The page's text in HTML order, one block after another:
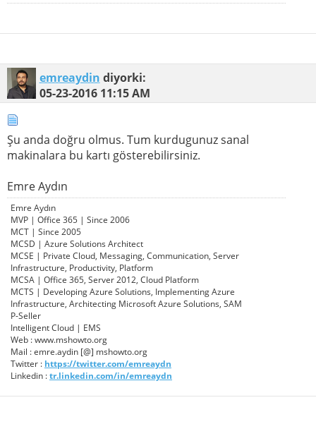
emreaydin diyorki:
05-23-2016 11:15 AM
Şu anda doğru olmus. Tum kurdugunuz sanal
makinalara bu kartı gösterebilirsiniz.
Emre Aydın
Emre Aydın
MVP | Office 365 | Since 2006
MCT | Since 2005
MCSD | Azure Solutions Architect
MCSE | Private Cloud, Messaging, Communication, Server
Infrastructure, Productivity, Platform
MCSA | Office 365, Server 2012, Cloud Platform
MCTS | Developing Azure Solutions, Implementing Azure
Infrastructure, Architecting Microsoft Azure Solutions, SAM
P-Seller
Intelligent Cloud | EMS
Web : www.mshowto.org
Mail : emre.aydin [@] mshowto.org
Twitter : https://twitter.com/emreaydn
Linkedin :tr.linkedin.com/in/emreaydn